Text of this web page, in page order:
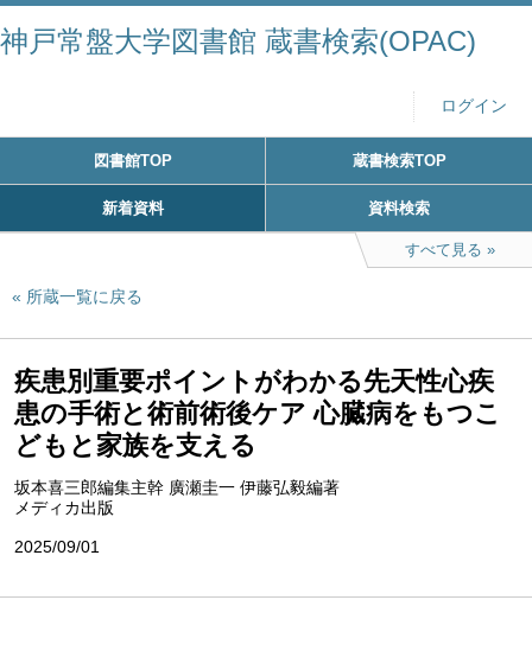
神戸常盤大学図書館 蔵書検索(OPAC)
ログイン
図書館TOP 蔵書検索TOP
新着資料 資料検索
すべて見る
所蔵一覧に戻る
疾患別重要ポイントがわかる先天性心疾
患の手術と術前術後ケア 心臓病をもつこ
どもと家族を支える
坂本喜三郎編集主幹 廣瀬圭一 伊藤弘毅編著
メディカ出版
2025/09/01